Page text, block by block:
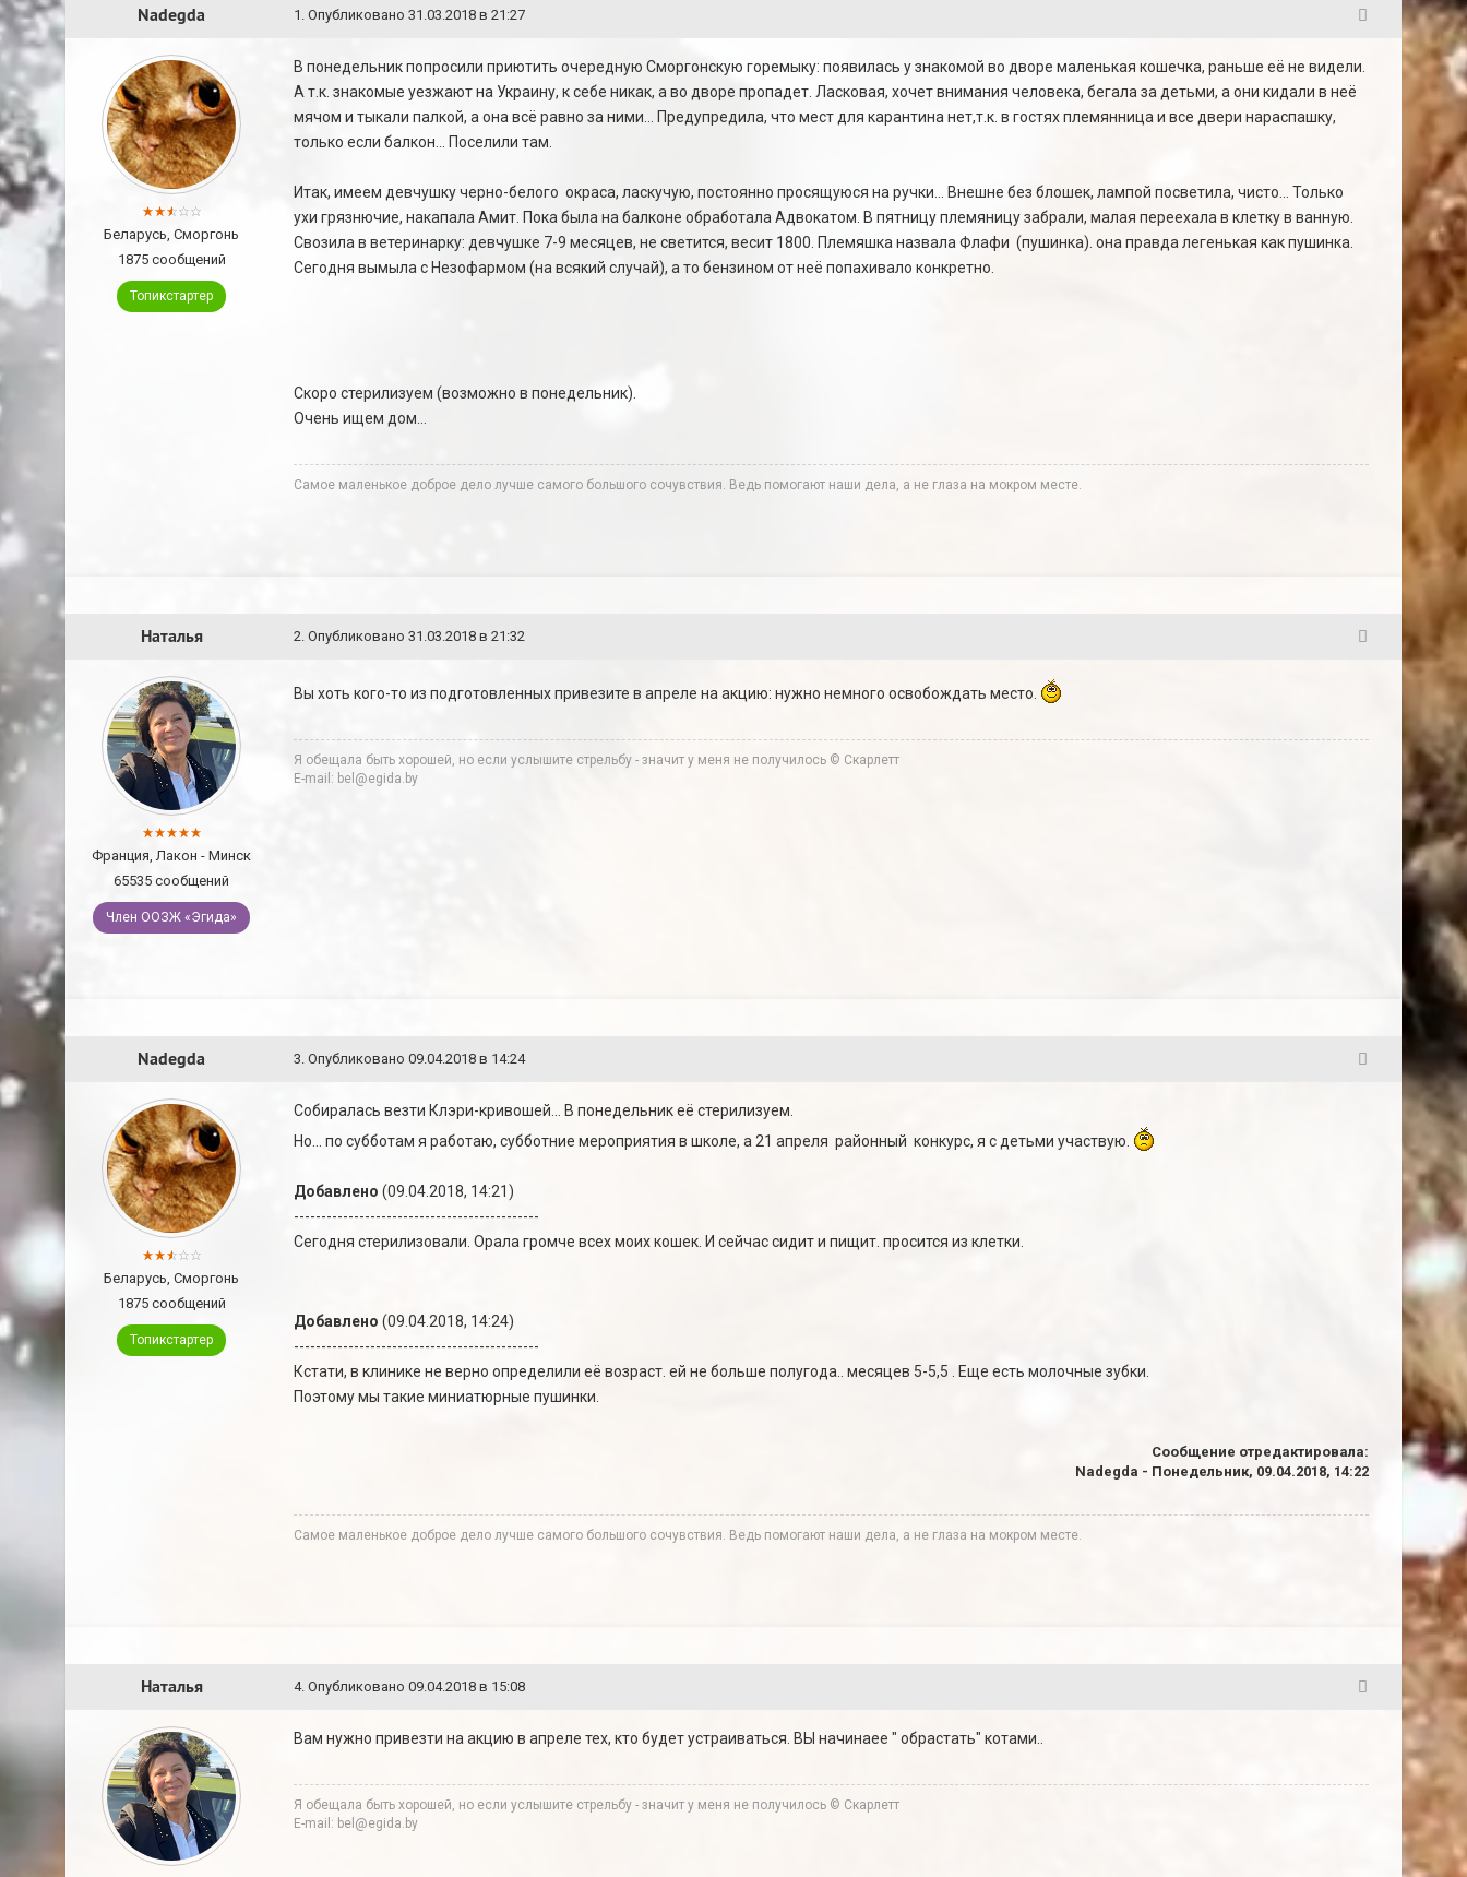
Nadegda 1 . Опубликовано 31.03.2018 в 21:27
Беларусь, Сморгонь
1875 сообщений
Топикстартер
В понедельник попросили приютить очередную Сморгонскую горемыку: появилась у знакомой во дворе маленькая кошечка, раньше её не видели.
А т.к. знакомые уезжают на Украину, к себе никак, а во дворе пропадет. Ласковая, хочет внимания человека, бегала за детьми, а они кидали в неё
мячом и тыкали палкой, а она всё равно за ними... Предупредила, что мест для карантина нет,т.к. в гостях племянница и все двери нараспашку,
только если балкон... Поселили там.
Итак, имеем девчушку черно-белого окраса, ласкучую, постоянно просящуюся на ручки... Внешне без блошек, лампой посветила, чисто... Только
ухи грязнючие, накапала Амит. Пока была на балконе обработала Адвокатом. В пятницу племяницу забрали, малая переехала в клетку в ванную.
Свозила в ветеринарку: девчушке 7-9 месяцев, не светится, весит 1800. Племяшка назвала Флафи (пушинка). она правда легенькая как пушинка.
Сегодня вымыла с Незофармом (на всякий случай), а то бензином от неё попахивало конкретно.
Скоро стерилизуем (возможно в понедельник).
Очень ищем дом...
Cамое маленькое доброе дело лучше самого большого сочувствия. Ведь помогают наши дела, а не глаза на мокром месте.
Наталья 2. Опубликовано 31.03.2018 в 21:32
Франция, Лакон - Минск
65535 сообщений
Член ООЗЖ «Эгида»
Вы хоть кого-то из подготовленных привезите в апреле на акцию: нужно немного освобождать место.
Я обещала быть хорошей, но если услышите стрельбу - значит у меня не получилось © Скарлетт
E-mail: bel@egida.by
Nadegda 3. Опубликовано 09.04.2018 в 14:24
Беларусь, Сморгонь
1875 сообщений
Топикстартер
Собиралась везти Клэри-кривошей... В понедельник её стерилизуем.
Но... по субботам я работаю, субботние мероприятия в школе, а 21 апреля районный конкурс, я с детьми участвую.
Добавлено (09.04.2018, 14:21)
---------------------------------------------
Сегодня стерилизовали. Орала громче всех моих кошек. И сейчас сидит и пищит. просится из клетки.
Добавлено (09.04.2018, 14:24)
---------------------------------------------
Кстати, в клинике не верно определили её возраст. ей не больше полугода.. месяцев 5-5,5 . Еще есть молочные зубки.
Поэтому мы такие миниатюрные пушинки.
Сообщение отредактировала:
Nadegda - Понедельник, 09.04.2018, 14:22
Cамое маленькое доброе дело лучше самого большого сочувствия. Ведь помогают наши дела, а не глаза на мокром месте.
Наталья 4. Опубликовано 09.04.2018 в 15:08
Вам нужно привезти на акцию в апреле тех, кто будет устраиваться. ВЫ начинаее " обрастать" котами..
Я обещала быть хорошей, но если услышите стрельбу - значит у меня не получилось © Скарлетт
E-mail: bel@egida.by